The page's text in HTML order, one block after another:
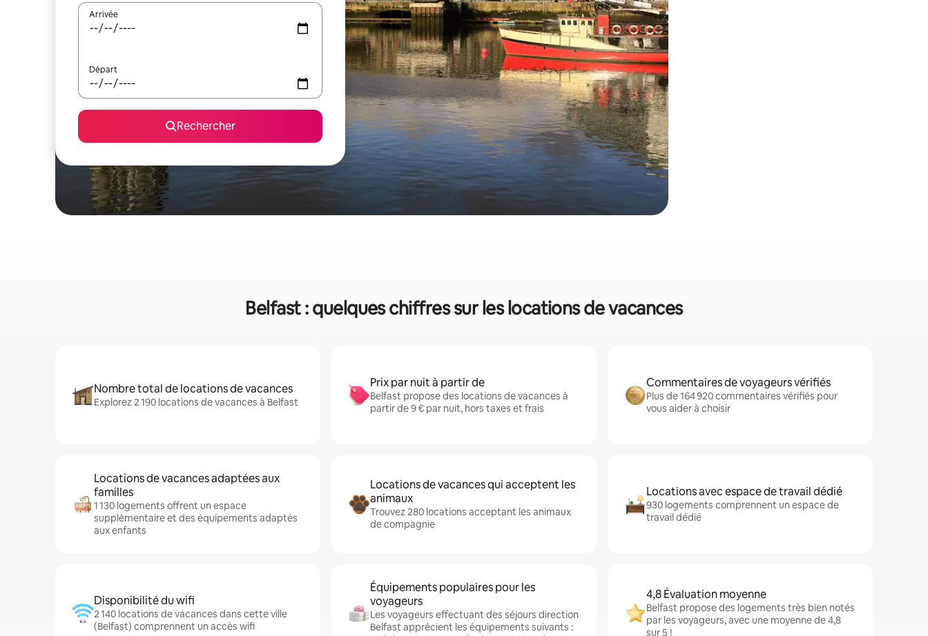
Arrivée
Départ
Rechercher
Belfast : quelques chiffres sur les locations de vacances
Nombre total de locations de vacances
Explorez 2 190 locations de vacances à Belfast
Prix par nuit à partir de
Belfast propose des locations de vacances à
partir de 9 € par nuit, hors taxes et frais
Commentaires de voyageurs vérifiés
Plus de 164 920 commentaires vérifiés pour
vous aider à choisir
Locations de vacances adaptées aux
familles
1 130 logements offrent un espace
supplémentaire et des équipements adaptés
aux enfants
Locations de vacances qui acceptent les
animaux
Trouvez 280 locations acceptant les animaux
de compagnie
Locations avec espace de travail dédié
930 logements comprennent un espace de
travail dédié
Disponibilité du wifi
2 140 locations de vacances dans cette ville
(Belfast) comprennent un accès wifi
Équipements populaires pour les
voyageurs
Les voyageurs effectuant des séjours direction
Belfast apprécient les équipements suivants :
4,8 Évaluation moyenne
Belfast propose des logements très bien notés
par les voyageurs, avec une moyenne de 4,8
sur 5 !